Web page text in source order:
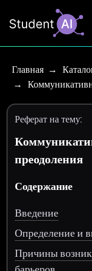
Главная
Реферат на тему:
преодоления
Содержание
Введение
Определение и
Причины